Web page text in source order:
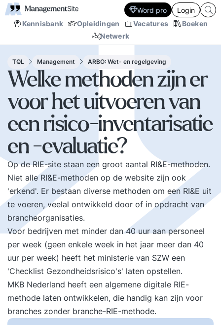
Kennisbank Opleidingen Vacatures
Boeken
Netwerk
Word pro Login
TQL Management ARBO: Wet- en regelgeving
Welke methoden zijn er
voor het uitvoeren van
een risico-inventarisatie
en -evaluatie?
Op deRIE-site staan een groot aantal RI&E-methoden.
Niet alle RI&E-methoden op de website zijn ook
'erkend'. Er bestaan diverse methoden om een RI&E uit
te voeren, veelal ontwikkeld door of in opdracht van
brancheorganisaties.
Voor bedrijven met minder dan 40 uur aan personeel
per week (geen enkele week in het jaar meer dan 40
uur per week) heeft het ministerie van SZW een
'Checklist Gezondheidsrisico's' laten opstellen.
MKB Nederland heeft een algemene digitale RIE-
methode laten ontwikkelen, die handig kan zijn voor
branches zonder branche-RIE-methode.